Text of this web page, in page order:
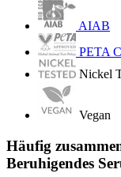
AIAB
PETA
Nickel
Vegan
Häufig
Beruhigendes